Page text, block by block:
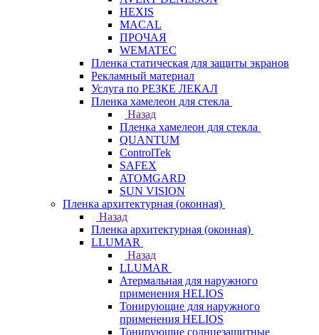
HEXIS
MACAL
ПРОЧАЯ
WEMATEC
Пленка статическая для защиты экранов
Рекламный материал
Услуга по РЕЗКЕ ЛЕКАЛ
Пленка хамелеон для стекла
Назад
Пленка хамелеон для стекла
QUANTUM
ControlTek
SAFEX
ATOMGARD
SUN VISION
Пленка архитектурная (оконная)
Назад
Пленка архитектурная (оконная)
LLUMAR
Назад
LLUMAR
Атермальная для наружного
применения HELIOS
Тонирующие для наружного
применения HELIOS
Тонирующие солнцезащитные